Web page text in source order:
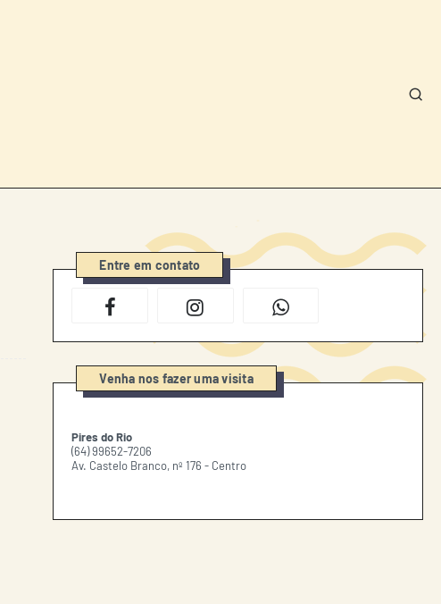
Entre em contato
Venha nos fazer uma visita
Pires do Rio
(64) 99652-7206
Av. Castelo Branco, nº 176 - Centro